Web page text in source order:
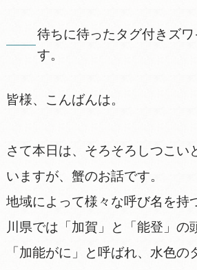
待ちに待ったタグ付きズ
す。
皆様、こんばんは。
さて本日は、そろそろしつこい
いますが、蟹のお話です。
地域によって様々な呼び名を持
川県では「加賀」と「能登」の
「加能がに」と呼ばれ、水色の